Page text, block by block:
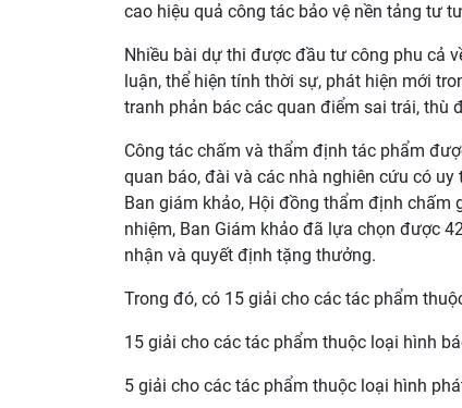
cao hiệu quả công tác bảo vệ nền tảng tư
Nhiều bài dự thi được đầu tư công phu cả
luận, thể hiện tính thời sự, phát hiện mới
tranh phản bác các quan điểm sai trái, thù
Công tác chấm và thẩm định tác phẩm
quan báo, đài và các nhà nghiên cứu có
Ban giám khảo, Hội đồng thẩm định chấm
nhiệm, Ban Giám khảo đã lựa chọn được
nhận và quyết định tặng thưởng.
Trong đó, có 15 giải cho các tác phẩm
15 giải cho các tác phẩm thuộc loại hình
5 giải cho các tác phẩm thuộc loại hình